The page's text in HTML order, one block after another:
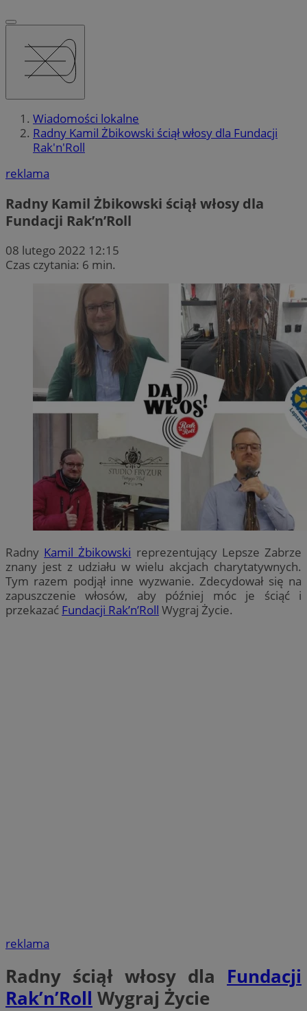
Wiadomości lokalne
Radny Kamil Żbikowski ściął włosy dla Fundacji
Rak'n'Roll
reklama
Radny Kamil Żbikowski ściął włosy dla
Fundacji Rak’n’Roll
08 lutego 2022 12:15
Czas czytania: 6 min.
Radny Kamil Żbikowski reprezentujący Lepsze Zabrze
znany jest z udziału w wielu akcjach charytatywnych.
Tym razem podjął inne wyzwanie. Zdecydował się na
zapuszczenie włosów, aby później móc je ściąć i
przekazać Fundacji Rak’n’Roll Wygraj Życie.
reklama
Radny ściął włosy dla Fundacji
Rak’n’Roll Wygraj Życie